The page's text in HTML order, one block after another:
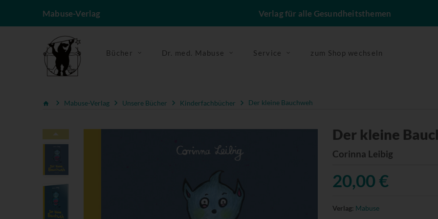
Mabuse-Verlag Verlag für alle Gesundheitsthemen
Bücher Dr. med. Mabuse Service zum Shop wechseln
Mabuse-Verlag Unsere Bücher Kinderfachbücher Der kleine Bauchweh
Der kleine
Corinna Leibig
20,00 €
Verlag: Mabuse